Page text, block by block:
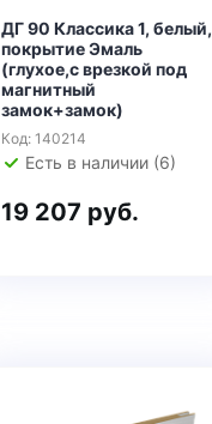
ДГ 90 Классика 1, белый,
покрытие Эмаль
(глухое,с врезкой под
магнитный
замок+замок)
Код: 140214
Есть в наличии (6)
19 207 руб.